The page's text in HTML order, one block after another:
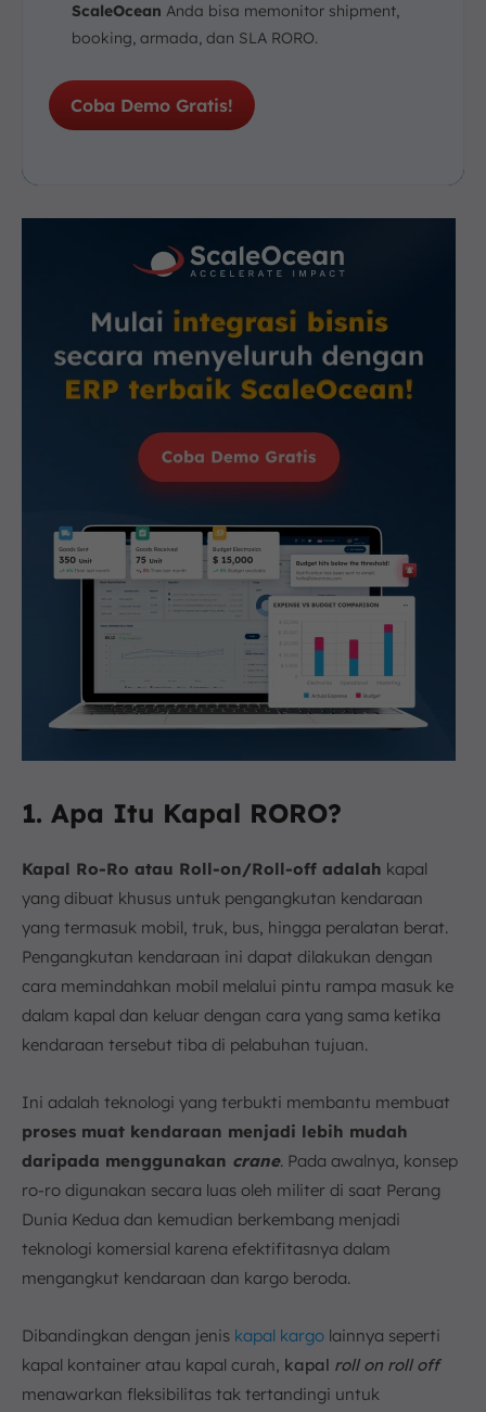
ScaleOcean Anda bisa memonitor shipment,
booking, armada, dan SLA RORO.
Coba Demo Gratis!
1. Apa Itu Kapal RORO?
Kapal Ro-Ro atau Roll-on/Roll-off adalah kapal
yang dibuat khusus untuk pengangkutan kendaraan
yang termasuk mobil, truk, bus, hingga peralatan berat.
Pengangkutan kendaraan ini dapat dilakukan dengan
cara memindahkan mobil melalui pintu rampa masuk ke
dalam kapal dan keluar dengan cara yang sama ketika
kendaraan tersebut tiba di pelabuhan tujuan.
Ini adalah teknologi yang terbukti membantu membuat
proses muat kendaraan menjadi lebih mudah
daripada menggunakan crane. Pada awalnya, konsep
ro-ro digunakan secara luas oleh militer di saat Perang
Dunia Kedua dan kemudian berkembang menjadi
teknologi komersial karena efektifitasnya dalam
mengangkut kendaraan dan kargo beroda.
Dibandingkan dengan jenis kapal kargo lainnya seperti
kapal kontainer atau kapal curah, kapal roll on roll off
menawarkan fleksibilitas tak tertandingi untuk